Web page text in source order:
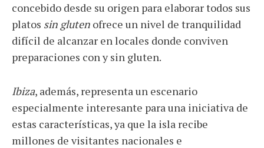
concebido desde su origen para elaborar todos sus
platos sin gluten ofrece un nivel de tranquilidad
difícil de alcanzar en locales donde conviven
preparaciones con y sin gluten.
Ibiza, además, representa un escenario
especialmente interesante para una iniciativa de
estas características, ya que la isla recibe
millones de visitantes nacionales e